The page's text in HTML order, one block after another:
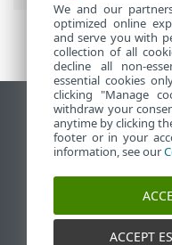
Afficher le site
End of Life
Base de
Forum ESET
ESET Status Portal
Assistance
We and our
optimized online
and serve you with
collection of all
decline all non-
essential cookies
clicking "Manage
withdraw your
anytime by clicking
footer or in your
information, see our
ACCEPT